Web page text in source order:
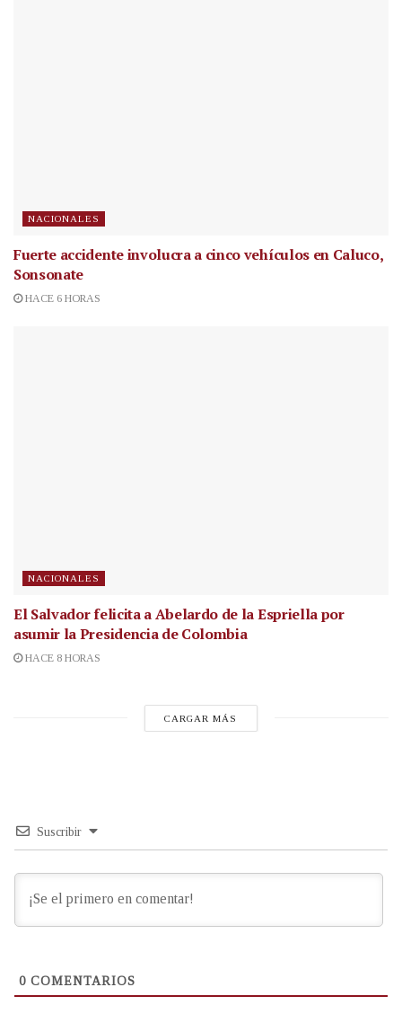
NACIONALES
Fuerte accidente involucra a cinco vehículos en Caluco,
Sonsonate
HACE 6 HORAS
NACIONALES
El Salvador felicita a Abelardo de la Espriella por
asumir la Presidencia de Colombia
HACE 8 HORAS
CARGAR MÁS
Suscribir
0 COMENTARIOS